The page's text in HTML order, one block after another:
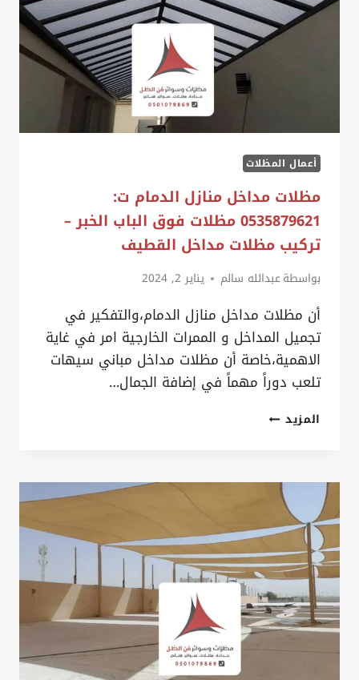
مدخل
فلة
الدمام،
مظلات
أعمال المظلات
مظلات مداخل منازل الدمام ت:
0535879621 مظلات فوق الباب الخبر –
تركيب مظلات مداخل القطيف
بواسطةعبدالله سالم يناير 2, 2024
أن مظلات مداخل منازل الدمام،والتفكير في
تجميل المداخل و الممرات الخارجية امر في غاية
الاهمية،خاصة أن مظلات مداخل مباني سيهات
تلعب دوراً مهماً في إضافة الجمال…
المزيدمظلات
الدمام
ت:
0535879621
مظلات
فوق
الباب
الخبر